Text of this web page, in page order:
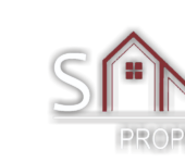
konten